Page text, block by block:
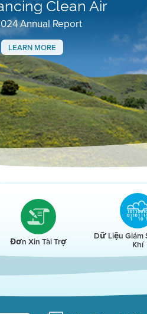
Clean Air
Annual Report
LEARN MORE
Đơn Xin Tài Trợ Dữ Liệu Giám
Khí